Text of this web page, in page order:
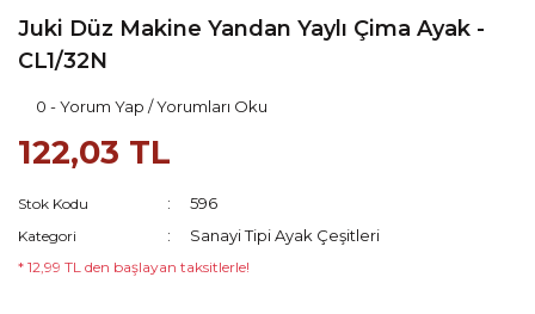
Juki Düz Makine Yandan Yaylı Çima Ayak -
CL1/32N
0 - Yorum Yap / Yorumları Oku
122,03 TL
Stok Kodu 596
Kategori Sanayi Tipi Ayak Çeşitleri
* 12,99 TL den başlayan taksitlerle!